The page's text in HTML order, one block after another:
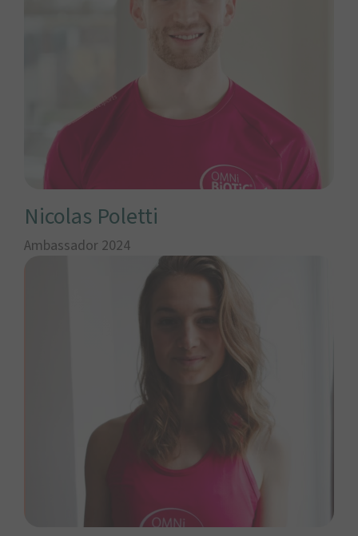
Nicolas Poletti
Ambassador 2024